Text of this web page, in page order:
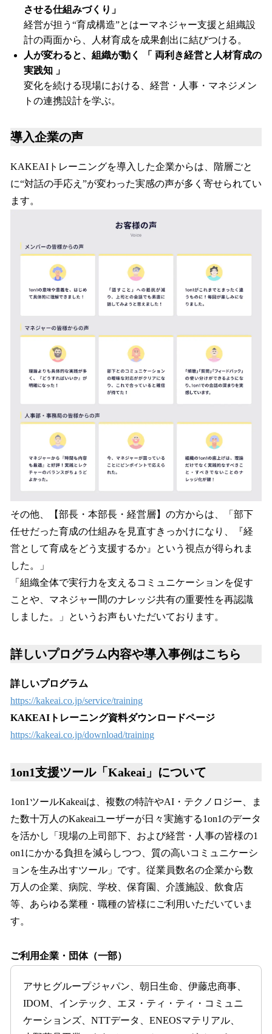
させる仕組みづくり」
経営が担う“育成構造”とはーマネジャー支援と組織設
計の両面から、人材育成を成果創出に結びつける。
人が変わると、組織が動く 「 両利き経営と人材育成の
実践知 」
変化を続ける現場における、経営・人事・マネジメン
トの連携設計を学ぶ。
導入企業の声
KAKEAIトレーニングを導入した企業からは、階層ごと
に“対話の手応え”が変わった実感の声が多く寄せられてい
ます。
その他、【部長・本部長・経営層】の方からは、「部下
任せだった育成の仕組みを見直すきっかけになり、『経
営として育成をどう支援するか』という視点が得られま
した。」
「組織全体で実行力を支えるコミュニケーションを促す
ことや、マネジャー間のナレッジ共有の重要性を再認識
しました。」というお声もいただいております。
詳しいプログラム内容や導入事例はこちら
詳しいプログラム
https://kakeai.co.jp/service/training
KAKEAIトレーニング資料ダウンロードページ
https://kakeai.co.jp/download/training
1on1支援ツール「Kakeai」について
1on1ツールKakeaiは、複数の特許やAI・テクノロジー、ま
た数十万人のKakeaiユーザーが日々実施する1on1のデータ
を活かし「現場の上司部下、および経営・人事の皆様の1
on1にかかる負担を減らしつつ、質の高いコミュニケーシ
ョンを生み出すツール」です。従業員数名の企業から数
万人の企業、病院、学校、保育園、介護施設、飲食店
等、あらゆる業種・職種の皆様にご利用いただいていま
す。
ご利用企業・団体（一部）
アサヒグループジャパン、朝日生命、伊藤忠商事、
IDOM、インテック、エヌ・ティ・ティ・コミュニ
ケーションズ、NTTデータ、ENEOSマテリアル、